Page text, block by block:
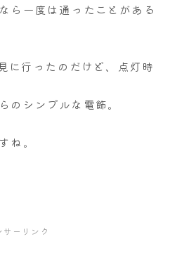
ら一度は通ったことがある
に行ったのだけど、点灯時
のシンプルな電飾。
ね。
サーリンク